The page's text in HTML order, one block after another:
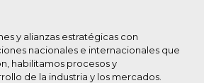
y alianzas estratégicas con
nacionales e internacionales que
habilitamos procesos y
de la industria y los mercados.